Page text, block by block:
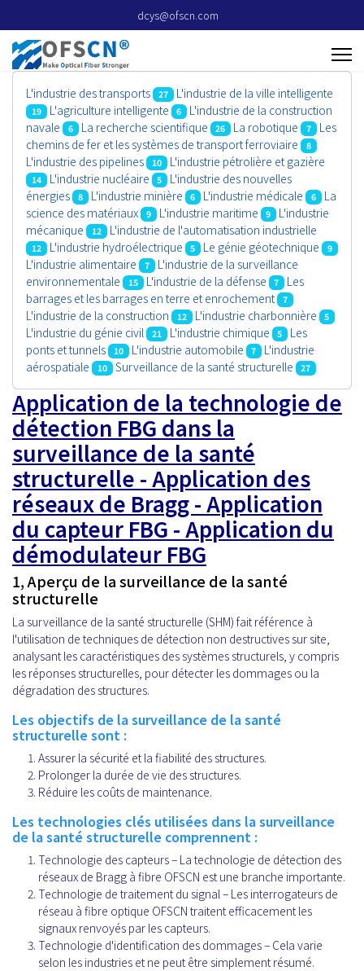
dcys@ofscn.com
L'industrie des transports 27 L'industrie de la ville intelligente
19 L'agriculture intelligente 6
L'industrie de la construction
navale
6 La recherche scientifique 26 La robotique 7
Les
chemins de fer et les systèmes de transport ferroviaire
8
L'industrie des pipelines 10 L'industrie pétrolière et gazière
14 L'industrie nucléaire 5
L'industrie des nouvelles
énergies
8 L'industrie minière 6 L'industrie médicale 6
La
science des matériaux
9 L'industrie maritime 9
L'industrie
mécanique
12 L'industrie de l'automatisation industrielle
12 L'industrie hydroélectrique 5 Le génie géotechnique 9
L'industrie alimentaire 7
L'industrie de la surveillance
environnementale
15 L'industrie de la défense 7
Les
barrages et les barrages en terre et enrochement
7
L'industrie de la construction 12 L'industrie charbonnière 5
L'industrie du génie civil 21 L'industrie chimique 5
Les
ponts et tunnels
10 L'industrie automobile 7
L'industrie
aérospatiale
10 Surveillance de la santé structurelle 27
Application de la technologie de
détection FBG dans la
surveillance de la santé
structurelle - Application des
réseaux de Bragg - Application
du capteur FBG - Application du
démodulateur FBG
1, Aperçu de la surveillance de la santé
structurelle
La surveillance de la santé structurelle (SHM) fait référence à
l'utilisation de techniques de détection non destructives sur site,
analysant les caractéristiques des systèmes structurels, y compris
les réponses structurelles, pour détecter les dommages ou la
dégradation des structures.
Les objectifs de la surveillance de la santé
structurelle sont :
Assurer la sécurité et la fiabilité des structures.
Prolonger la durée de vie des structures.
Réduire les coûts de maintenance.
Les technologies clés utilisées dans la surveillance
de la santé structurelle comprennent :
Technologie des capteurs – La technologie de détection des
réseaux de Bragg à fibre OFSCN est une branche importante.
Technologie de traitement du signal – Les interrogateurs de
réseau à fibre optique OFSCN traitent efficacement les
signaux renvoyés par les capteurs.
Technologie d'identification des dommages – Cela varie
selon les industries et ne peut être simplement résumé.